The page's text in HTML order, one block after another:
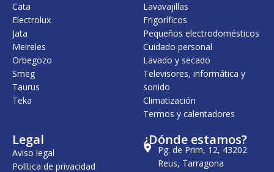
Cata
Electrolux
Jata
Meireles
Orbegozo
Smeg
Taurus
Teka
Lavavajillas
Frigoríficos
Pequeños electrodomésticos
Cuidado personal
Lavado y secado
Televisores, informática y
sonido
Climatización
Termos y calentadores
Legal
Aviso legal
Política de privacidad
¿Dónde estamos?
Pg. de Prim, 12, 43202
Reus, Tarragona